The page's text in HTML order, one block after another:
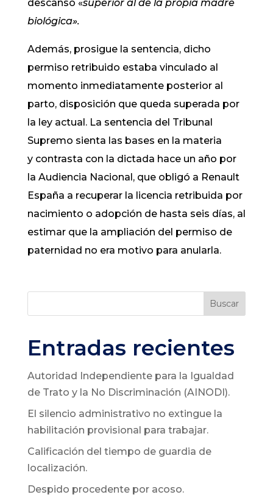
descanso «superior al de la propia madre
biológica».
Además, prosigue la sentencia, dicho
permiso retribuido estaba vinculado al
momento inmediatamente posterior al
parto, disposición que queda superada por
la ley actual. La sentencia del Tribunal
Supremo sienta las bases en la materia
y contrasta con la dictada hace un año por
la Audiencia Nacional, que obligó a Renault
España a recuperar la licencia retribuida por
nacimiento o adopción de hasta seis días, al
estimar que la ampliación del permiso de
paternidad no era motivo para anularla.
Buscar
Entradas recientes
Autoridad Independiente para la Igualdad
de Trato y la No Discriminación (AINODI).
El silencio administrativo no extingue la
habilitación provisional para trabajar.
Calificación del tiempo de guardia de
localización.
Despido procedente por acoso.